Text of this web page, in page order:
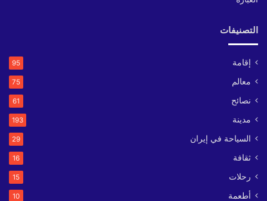
التصنيفات
إقامة 95
معالم 75
نصائح 61
مدينة 193
السياحة في إيران 29
ثقافة 16
رحلات 15
أطعمة 10